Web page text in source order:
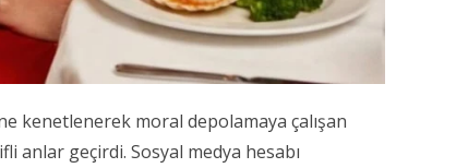
kenetlenerek moral depolamaya çalışan
anlar geçirdi. Sosyal medya hesabı